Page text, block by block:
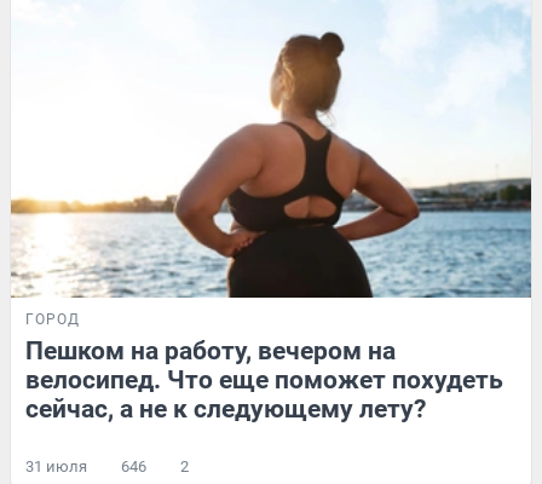
ГОРОД
Пешком на работу, вечером на
велосипед. Что еще поможет похудеть
сейчас, а не к следующему лету?
31 июля 646 2